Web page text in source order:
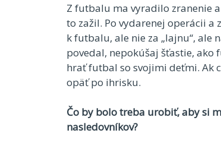
Z futbalu ma vyradilo zranenie
to zažil. Po vydarenej operácii a
k futbalu, ale nie za „lajnu“, ale
povedal, nepokúšaj šťastie, ako
hrať futbal so svojimi deťmi. Ak
opäť po ihrisku.
Čo by bolo treba urobiť, aby si
nasledovníkov?